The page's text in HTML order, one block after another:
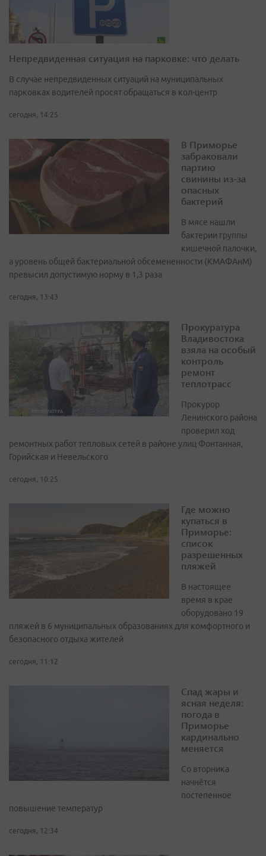
Непредвиденная ситуация на парковке: что делать
В случае непредвиденных ситуаций на муниципальных
парковках водителей просят обращаться в кол-центр
сегодня, 14:25
В Приморье
забраковали
партию
свинины из-за
опасных
бактерий
В мясе нашли
бактерии группы
кишечной палочки,
а уровень общей бактериальной обсемененности (КМАФАнМ)
превысил допустимую норму в 1,3 раза
сегодня, 13:43
Прокуратура
Владивостока
взяла на особый
контроль
ремонт
теплотрасс
Прокурор
Ленинского района
проверил ход
ремонтных работ тепловых сетей в районе улиц Фонтанная,
Горийская и Невельского
сегодня, 10:25
Где можно
купаться в
Приморье:
список
разрешенных
пляжей
В настоящее
время в крае
оборудовано 19
пляжей в 6 муниципальных образованиях для комфортного и
безопасного отдыха жителей
сегодня, 11:12
Спад жары и
ясная неделя:
погода в
Приморье
кардинально
меняется
Со вторника
начнётся
постепенное
повышение температур
сегодня, 12:34